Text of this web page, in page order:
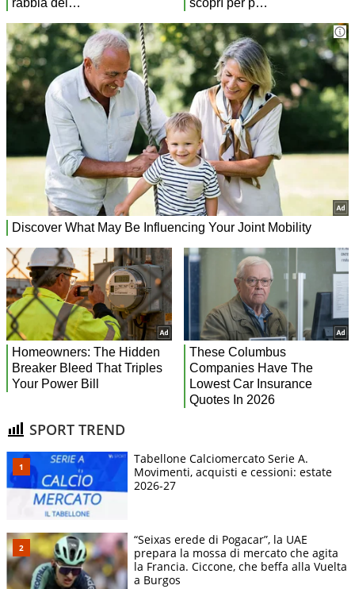
SPORT TREND
Tabellone Calciomercato Serie A.
Movimenti, acquisti e cessioni: estate
2026-27
“Seixas erede di Pogacar”, la UAE
prepara la mossa di mercato che agita
la Francia. Ciccone, che beffa alla Vuelta
a Burgos